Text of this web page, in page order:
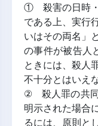
① 殺害の日時・
である上、実行
いはその両名」
の事件が被告人
ときには、殺人
不十分とはいえな
② 殺人罪の共同
明示された場合
るには、原則と